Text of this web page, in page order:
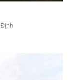
Định